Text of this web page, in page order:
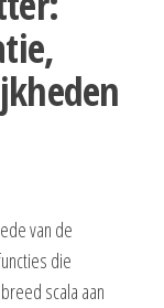
van de
die
scala aan